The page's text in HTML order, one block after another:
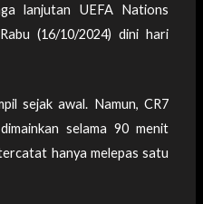
lanjutan UEFA Nations
(16/10/2024) dini hari
sejak awal. Namun, CR7
selama 90 menit
hanya melepas satu